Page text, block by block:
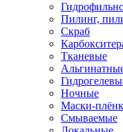
Пилинг,
Скраб
Тканевые
Ночные
Маски-
Смываемые